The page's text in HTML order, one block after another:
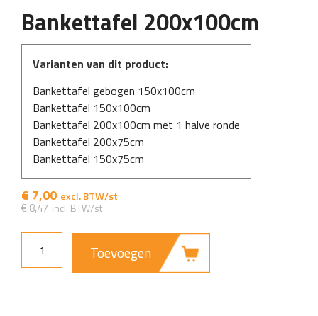
Bankettafel 200x100cm
Varianten van dit product:
Bankettafel gebogen 150x100cm
Bankettafel 150x100cm
Bankettafel 200x100cm met 1 halve ronde
Bankettafel 200x75cm
Bankettafel 150x75cm
€ 7,00
€ 8,47
Toevoegen